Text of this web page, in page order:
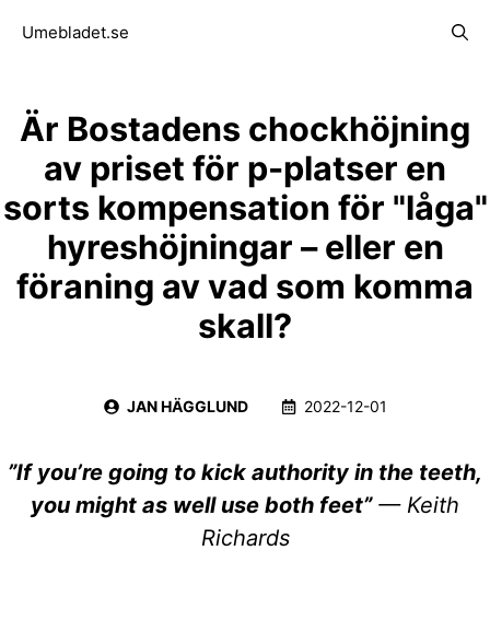
Umebladet.se
Är Bostadens chockhöjning
av priset för p-platser en
sorts kompensation för "låga"
hyreshöjningar – eller en
föraning av vad som komma
skall?
JAN HÄGGLUND 2022-12-01
”If you’re going to kick authority in the teeth,
you might as well use both feet”— Keith
Richards